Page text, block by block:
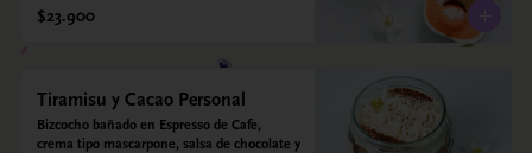
$23.900
Tiramisu y Cacao Personal
Bizcocho bañado en Espresso de Cafe,
crema tipo mascarpone, salsa de chocolate y